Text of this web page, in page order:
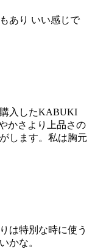
あり いい感じで
入したKABUKI
かさより上品さの
します。私は胸元
は特別な時に使う
かな。